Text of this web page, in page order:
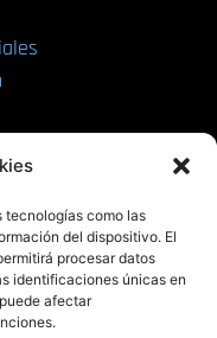
tecnologías como las
del dispositivo. El
procesar datos
identificaciones únicas en
afectar